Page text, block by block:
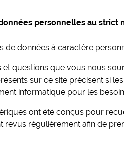
personnelles au strict
données à caractère
questions que vous nous
sur ce site précisent si
informatique pour les
ont été conçus pour
régulièrement afin de